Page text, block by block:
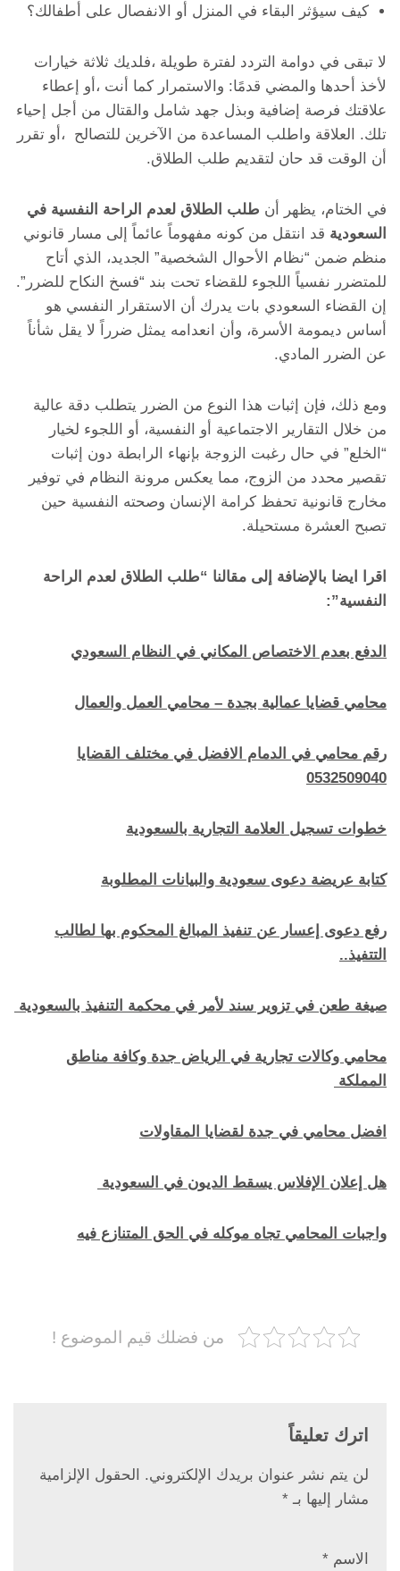
كيف سيؤثر البقاء في المنزل أو الانفصال على أطفالك؟
لا تبقى في دوامة التردد لفترة طويلة ،فلديك ثلاثة خيارات
لأخذ أحدها والمضي قدمًا: والاستمرار كما أنت ،أو إعطاء
علاقتك فرصة إضافية وبذل جهد شامل والقتال من أجل إحياء
تلك. العلاقة واطلب المساعدة من الآخرين للتصالح ،أو تقرر
أن الوقت قد حان لتقديم طلب الطلاق.
في الختام، يظهر أن طلب الطلاق لعدم الراحة النفسية في
السعودية قد انتقل من كونه مفهوماً عائماً إلى مسار قانوني
منظم ضمن “نظام الأحوال الشخصية” الجديد، الذي أتاح
للمتضرر نفسياً اللجوء للقضاء تحت بند “فسخ النكاح للضرر”.
إن القضاء السعودي بات يدرك أن الاستقرار النفسي هو
أساس ديمومة الأسرة، وأن انعدامه يمثل ضرراً لا يقل شأناً
عن الضرر المادي.
ومع ذلك، فإن إثبات هذا النوع من الضرر يتطلب دقة عالية
من خلال التقارير الاجتماعية أو النفسية، أو اللجوء لخيار
“الخلع” في حال رغبت الزوجة بإنهاء الرابطة دون إثبات
تقصير محدد من الزوج، مما يعكس مرونة النظام في توفير
مخارج قانونية تحفظ كرامة الإنسان وصحته النفسية حين
تصبح العشرة مستحيلة.
اقرا ايضا بالإضافة إلى مقالنا “طلب الطلاق لعدم الراحة
النفسية”:
الدفع بعدم الاختصاص المكاني في النظام السعودي
محامي قضايا عمالية بجدة – محامي العمل والعمال
رقم محامي في الدمام الافضل في مختلف القضايا
0532509040
خطوات تسجيل العلامة التجارية بالسعودية
كتابة عريضة دعوى سعودية والبيانات المطلوبة
رفع دعوى إعسار عن تنفيذ المبالغ المحكوم بها لطالب
التتفيذ..
صيغة طعن في تزوير سند لأمر في محكمة التنفيذ بالسعودية
محامي وكالات تجارية في الرياض جدة وكافة مناطق
المملكة
افضل محامي في جدة لقضايا المقاولات
هل إعلان الإفلاس يسقط الديون في السعودية
واجبات المحامي تجاه موكله في الحق المتنازع فيه
من فضلك قيم الموضوع !
اترك تعليقاً
لن يتم نشر عنوان بريدك الإلكتروني.
الحقول الإلزامية
مشار إليها بـ *
الاسم *